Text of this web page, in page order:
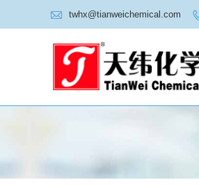
 twhx@tianweichemical.com